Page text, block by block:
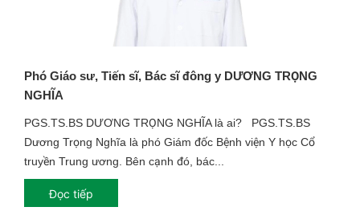
Phó Giáo sư, Tiến sĩ, Bác sĩ đông y DƯƠNG TRỌNG
NGHĨA
PGS.TS.BS DƯƠNG TRỌNG NGHĨA là ai? PGS.TS.BS
Dương Trọng Nghĩa là phó Giám đốc Bệnh viện Y học Cổ
truyền Trung ương. Bên cạnh đó, bác...
Đọc tiếp